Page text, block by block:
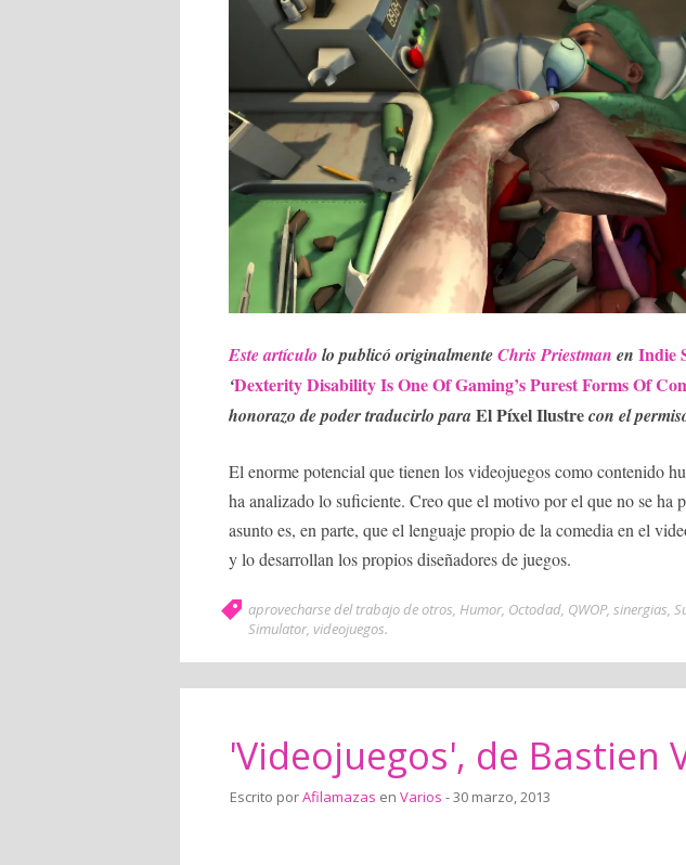
Este artículo lo publicó originalmenteChris Priestman en Indie
‘Dexterity Disability Is One Of Gaming’s Purest Forms Of
honorazo de poder traducirlo paraEl Píxel Ilustrecon el
El enorme potencial que tienen los videojuegos como contenido
ha analizado lo suficiente. Creo que el motivo por el que no se ha
asunto es, en parte, que el lenguaje propio de la comedia en el
y lo desarrollan los propios diseñadores de juegos.
aprovecharse del trabajo de otros, Humor, Octodad, QWOP, sinergias,
Simulator, videojuegos.
'Videojuegos', de Bastien
Escrito porAfilamazas en Varios - 30 marzo, 2013